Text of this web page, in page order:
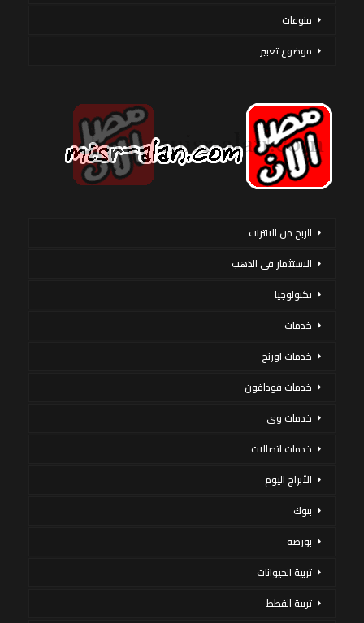
منوعات
موضوع تعبير
الربح من الانترنت
الاستثمار فى الذهب
تكنولوجيا
خدمات
خدمات اورنج
خدمات فودافون
خدمات وى
خدمات اتصالات
الأبراج اليوم
بنوك
بورصة
تربية الحيوانات
تربية القطط